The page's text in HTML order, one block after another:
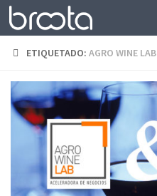
Saltar al contenido
ETIQUETADO: AGRO WINE LAB